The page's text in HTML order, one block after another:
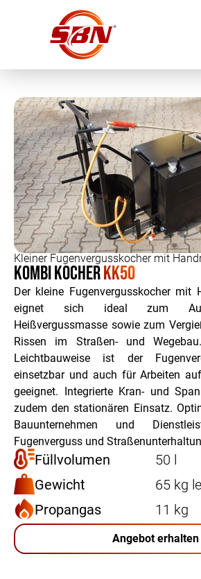
Kleiner Fugenvergusskocher mit
Kombi KocherKK50
Der kleine Fugenvergusskocher mit
eignet sich ideal zum
Heißvergussmasse sowie zum
Rissen im Straßen- und
Leichtbauweise ist der
einsetzbar und auch für Arbeiten
geeignet. Integrierte Kran- und
zudem den stationären Einsatz.
Bauunternehmen und
Fugenverguss und
Füllvolumen
50 l
Gewicht
65 kg
Propangas
11 kg
Angebot erhalten